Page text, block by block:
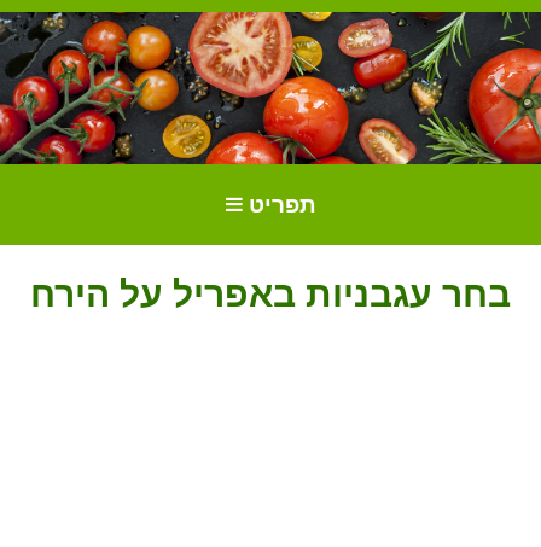
תפריט
בחר עגבניות באפריל על הירח